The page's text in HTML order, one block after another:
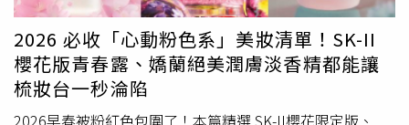
眼就認出。便利商店門上貼著周子瑜的美照，十分吸睛。
（圖／郭曉芸攝）同行的子瑜媽媽則手提豹紋名牌包，母女
倆在工作人員陪同下快速步入攝影棚。整整忙碌一日後，直
到晚間近8點，拍攝作業看似順利完成，才又見到周子瑜與
媽媽及工作人員一同步出攝影棚。相較於早上全副武裝遮
掩，收工時的她已不戴帽子，神情看來輕鬆不少。一行人分
2026 必收「心動粉色系」美妝清單！SK-II
櫻花版青春露、嬌蘭絕美潤膚淡香精都能讓
梳妝台一秒淪陷